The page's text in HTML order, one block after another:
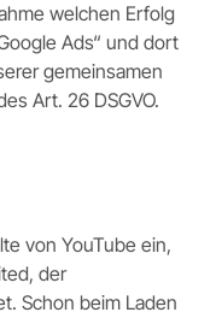
welchen Erfolg
Ads“ und dort
gemeinsamen
Art. 26 DSGVO.
von YouTube ein,
der
Schon beim Laden